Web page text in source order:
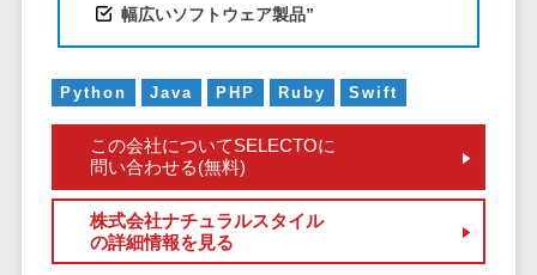
販売管理システム
SFAツール>
CRMツール>
セールスDX（SFA/MA）>
遠隔接客ツール>
オンライン商談ツール>
セールスイネーブルメントツール>
ング
SNSマーケ
ティング
動画マーケ
ティング
ゲーム
ソーシャル
ゲーム
電子帳簿保存
サービス
予算管理シス
会計ソフト
出張管理シス
1500～
以上
幅広いソフトウェア製品”
Python Java PHP Ruby Swift
この会社についてSELECTOに
問い合わせる(無料)
株式会社ナチュラルスタイル
の詳細情報を見る